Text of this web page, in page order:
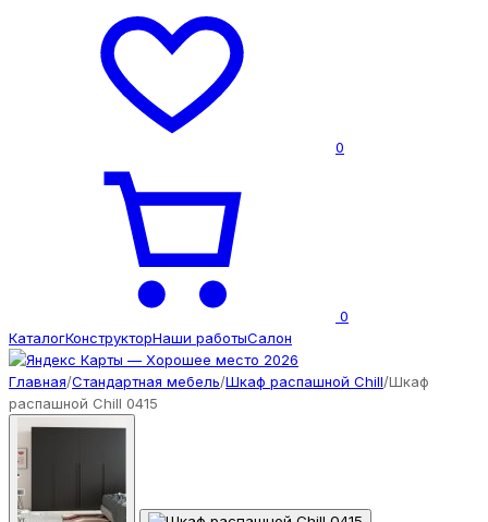
0
0
КаталогКонструкторНаши работыСалон
Главная/Стандартная мебель/Шкаф распашной Chill/Шкаф
распашной Chill 0415